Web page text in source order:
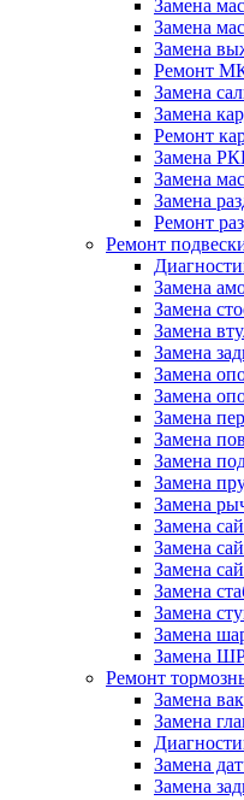
Замена
Замена
Замена
Ремонт
Замена
Замена
Ремонт
Замена
Замена
Замена
Ремонт
Ремонт
Замена
Замена
Замена
Замена
Замена
Замена
Замена
Замена
Замена
Замена
Замена
Замена
Замена
Замена
Замена
Замена
Замена
Замена
Ремонт
Замена
Замена
Замена
Замена